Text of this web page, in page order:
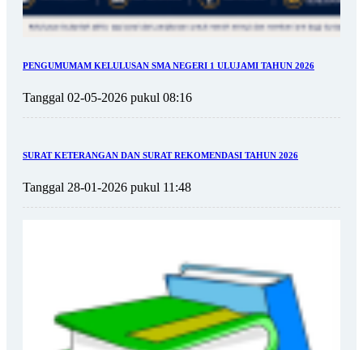
PENGUMUMAM KELULUSAN SMA NEGERI 1 ULUJAMI TAHUN 2026
Tanggal 02-05-2026 pukul 08:16
SURAT KETERANGAN DAN SURAT REKOMENDASI TAHUN 2026
Tanggal 28-01-2026 pukul 11:48